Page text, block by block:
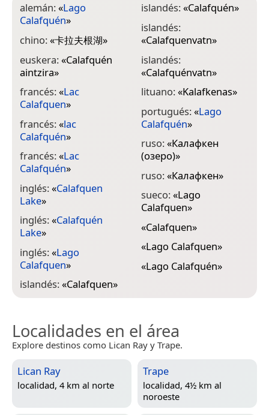
alemán:«Lago
Calafquén»
chino:«卡拉夫根湖»
euskera:«Calafquén
aintzira»
francés:«Lac
Calafquen»
francés:«lac
Calafquén»
francés:«Lac
Calafquén»
inglés:«Calafquen
Lake»
inglés:«Calafquén
Lake»
inglés:«Lago
Calafquen»
islandés:«Calafquen»
islandés:«Calafquén»
islandés:
«Calafquenvatn»
islandés:
«Calafquénvatn»
lituano:«Kalafkenas»
portugués:«Lago
Calafquén»
ruso:«Калафкен
(озеро)»
ruso:«Калафкен»
sueco:«Lago
Calafquen»
«Calafquen»
«Lago Calafquen»
«Lago Calafquén»
Localidades en el área
Explore destinos como Lican Ray y Trape.
Lican Ray
localidad, 4 km al norte
Trape
localidad, 4½ km al
noroeste